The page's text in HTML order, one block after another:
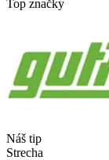
Top značky
Náš tip
Strecha